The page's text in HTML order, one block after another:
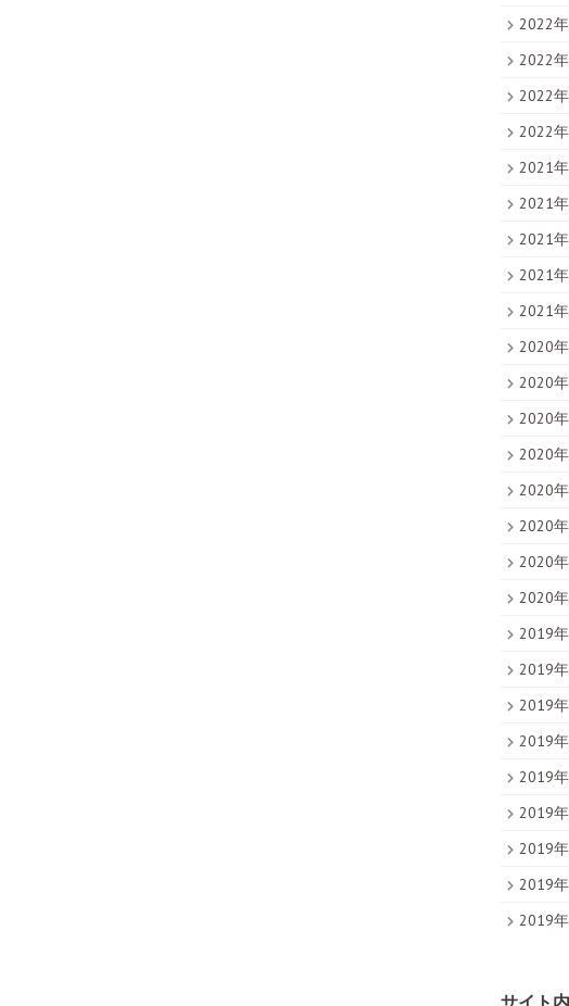
2022
2022
2022
2022
2021
2021
2021
2021
2021
2020
2020
2020
2020
2020
2020
2020
2020
2019
2019
2019
2019
2019
2019
2019
2019
2019